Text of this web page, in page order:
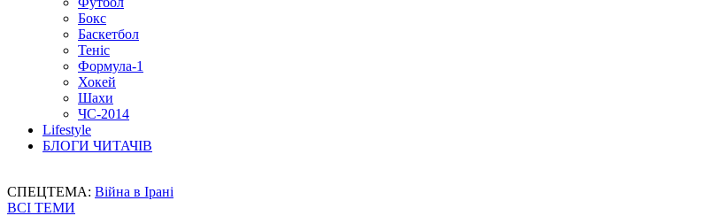
Бокс
Баскетбол
Теніс
Формула-1
Хокей
Шахи
ЧС-2014
Lifestyle
БЛОГИ ЧИТАЧІВ
СПЕЦТЕМА: Війна в Ірані
ВСІ ТЕМИ